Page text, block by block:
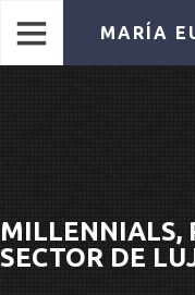
MARÍA
MILLENNIALS,
SECTOR DE